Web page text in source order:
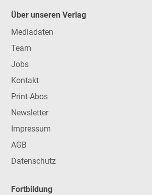
Über unseren Verlag
Mediadaten
Team
Jobs
Kontakt
Print-Abos
Newsletter
Impressum
AGB
Datenschutz
Fortbildung